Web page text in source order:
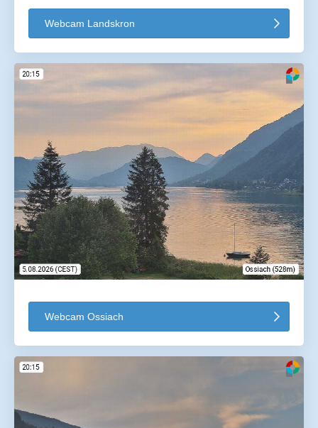
Webcam Landskron
Webcam Ossiach